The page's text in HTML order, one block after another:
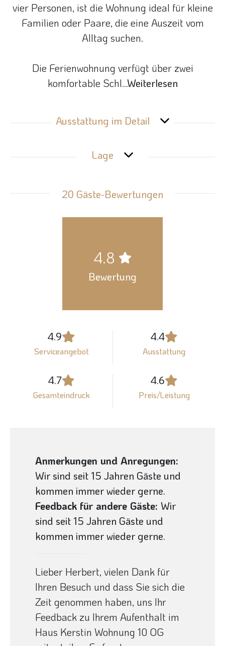
vier Personen, ist die Wohnung ideal für kleine
Familien oder Paare, die eine Auszeit vom
Alltag suchen.
Die Ferienwohnung verfügt über zwei
komfortable Schl...Weiterlesen
Ausstattung im Detail
Lage
20 Gäste-Bewertungen
4.8
Bewertung
4.9
Serviceangebot
4.4
Ausstattung
4.7
Gesamteindruck
4.6
Preis/Leistung
Anmerkungen und Anregungen:
Wir sind seit 15 Jahren Gäste und
kommen immer wieder gerne.
Feedback für andere Gäste: Wir
sind seit 15 Jahren Gäste und
kommen immer wieder gerne.
Lieber Herbert, vielen Dank für
Ihren Besuch und dass Sie sich die
Zeit genommen haben, uns Ihr
Feedback zu Ihrem Aufenthalt im
Haus Kerstin Wohnung 10 OG